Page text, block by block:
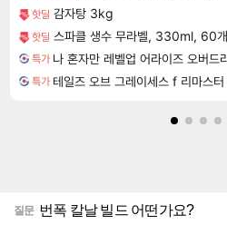
핫딜 감자탕 3kg
핫딜 스파클 생수 무라벨, 330ml, 60개
특가
특가
질문 번폭 칼날 빌드 어떤가요?